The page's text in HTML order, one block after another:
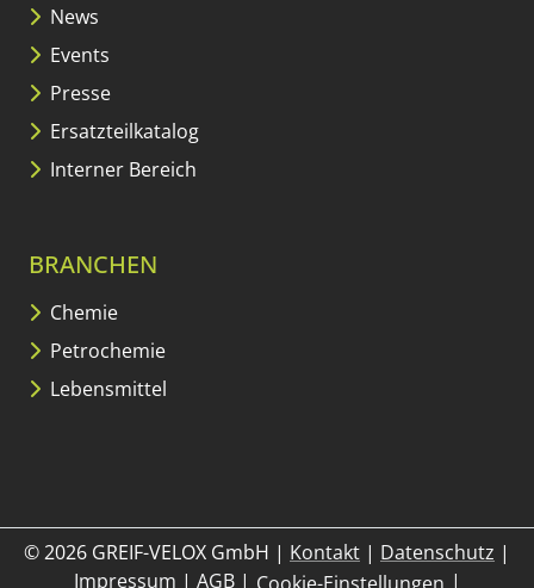
News
Events
Presse
Ersatzteilkatalog
Interner Bereich
BRANCHEN
Chemie
Petrochemie
Lebensmittel
© 2026 GREIF-VELOX GmbH | Kontakt | Datenschutz |
Impressum | AGB – Allgemeine
| |